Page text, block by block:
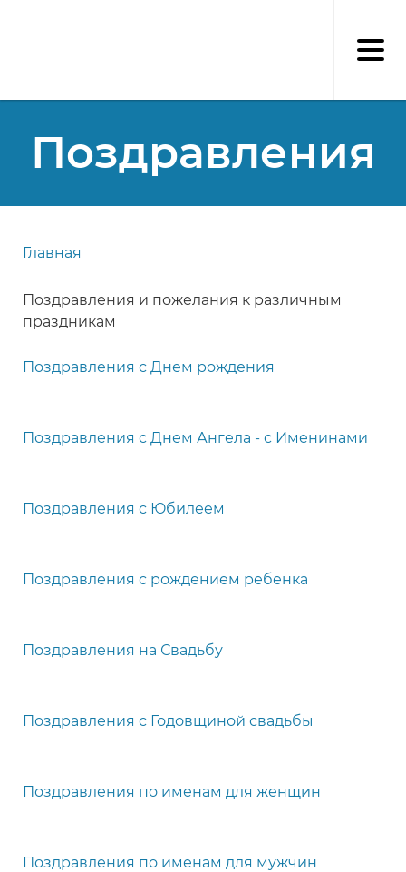
Поздравления
навигации
Главная
Поздравления и пожелания к различным
праздникам
Поздравления с Днем рождения
Поздравления с Днем Ангела - с Именинами
Поздравления с Юбилеем
Поздравления с рождением ребенка
Поздравления на Свадьбу
Поздравления с Годовщиной свадьбы
Поздравления по именам для женщин
Поздравления по именам для мужчин